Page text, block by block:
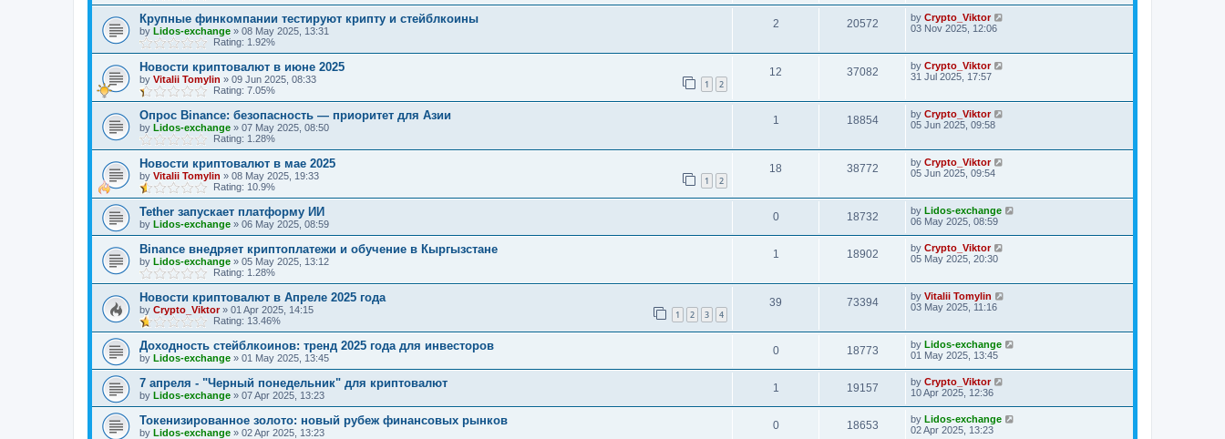
Крупные финкомпании тестируют крипту и стейблкоины
by Lidos-exchange » 08 May 2025, 13:31
Rating: 1.92%
2 20572 by Crypto_Viktor
03 Nov 2025, 12:06
Новости криптовалют в июне 2025
by Vitalii Tomylin » 09 Jun 2025, 08:33 1 2
Rating: 7.05%
12 37082 by Crypto_Viktor
31 Jul 2025, 17:57
Опрос Binance: безопасность — приоритет для Азии
by Lidos-exchange » 07 May 2025, 08:50
Rating: 1.28%
1 18854 by Crypto_Viktor
05 Jun 2025, 09:58
Новости криптовалют в мае 2025
by Vitalii Tomylin » 08 May 2025, 19:33 1 2
Rating: 10.9%
18 38772 by Crypto_Viktor
05 Jun 2025, 09:54
Tether запускает платформу ИИ
by Lidos-exchange » 06 May 2025, 08:59
0 18732 by Lidos-exchange
06 May 2025, 08:59
Binance внедряет криптоплатежи и обучение в Кыргызстане
by Lidos-exchange » 05 May 2025, 13:12
Rating: 1.28%
1 18902 by Crypto_Viktor
05 May 2025, 20:30
Новости криптовалют в Апреле 2025 года
by Crypto_Viktor» 01 Apr 2025, 14:15 1 2 3 4
Rating: 13.46%
39 73394 by Vitalii Tomylin
03 May 2025, 11:16
Доходность стейблкоинов: тренд 2025 года для инвесторов
by Lidos-exchange » 01 May 2025, 13:45
0 18773 by Lidos-exchange
01 May 2025, 13:45
7 апреля - "Черный понедельник" для криптовалют
by Lidos-exchange » 07 Apr 2025, 13:23
1 19157 by Crypto_Viktor
10 Apr 2025, 12:36
Токенизированное золото: новый рубеж финансовых рынков
by Lidos-exchange » 02 Apr 2025, 13:23
0 18653 by Lidos-exchange
02 Apr 2025, 13:23